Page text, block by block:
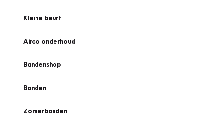
Kleine beurt
Airco onderhoud
Bandenshop
Banden
Zomerbanden